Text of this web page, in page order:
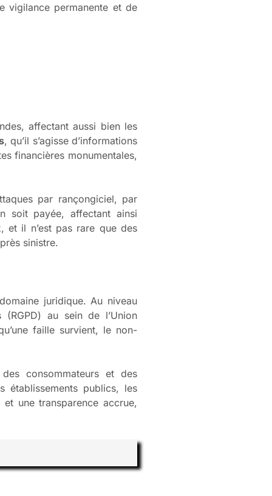
vigilance permanente et de
affectant aussi bien les
, qu’il s’agisse d’informations
financières monumentales,
par rançongiciel, par
soit payée, affectant ainsi
et il n’est pas rare que des
sinistre.
juridique. Au niveau
au sein de l’Union
faille survient, le non-
consommateurs et des
établissements publics, les
une transparence accrue,